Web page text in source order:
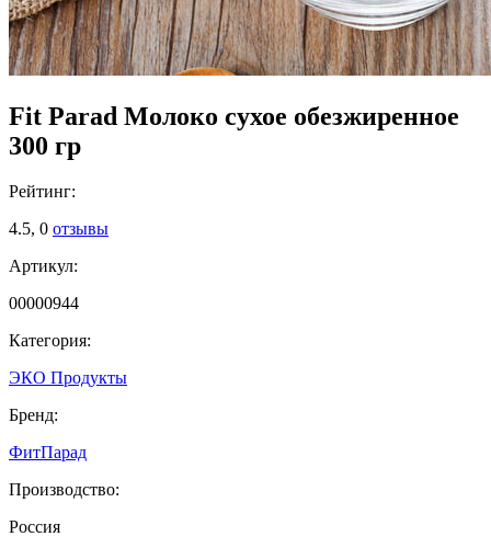
Fit Parad Молоко сухое обезжиренное
300 гр
Рейтинг:
4.5, 0 отзывы
Артикул:
00000944
Категория:
ЭКО Продукты
Бренд:
ФитПарад
Производство:
Россия